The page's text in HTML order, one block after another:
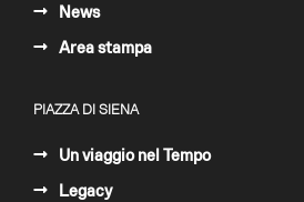
News
Area stampa
PIAZZA DI SIENA
Un viaggio nel Tempo
Legacy